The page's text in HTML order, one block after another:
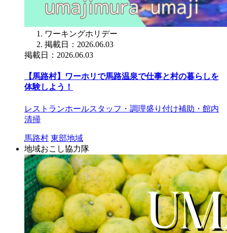
ワーキングホリデー
掲載日：2026.06.03
掲載日：2026.06.03
【馬路村】ワーホリで馬路温泉で仕事と村の暮らしを
体験しよう！
レストランホールスタッフ・調理盛り付け補助・館内
清掃
馬路村 東部地域
地域おこし協力隊